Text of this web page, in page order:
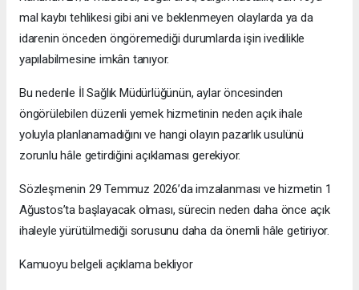
mal kaybı tehlikesi gibi ani ve beklenmeyen olaylarda ya da
idarenin önceden öngöremediği durumlarda işin ivedilikle
yapılabilmesine imkân tanıyor.
Bu nedenle İl Sağlık Müdürlüğünün, aylar öncesinden
öngörülebilen düzenli yemek hizmetinin neden açık ihale
yoluyla planlanamadığını ve hangi olayın pazarlık usulünü
zorunlu hâle getirdiğini açıklaması gerekiyor.
Sözleşmenin 29 Temmuz 2026’da imzalanması ve hizmetin 1
Ağustos’ta başlayacak olması, sürecin neden daha önce açık
ihaleyle yürütülmediği sorusunu daha da önemli hâle getiriyor.
Kamuoyu belgeli açıklama bekliyor